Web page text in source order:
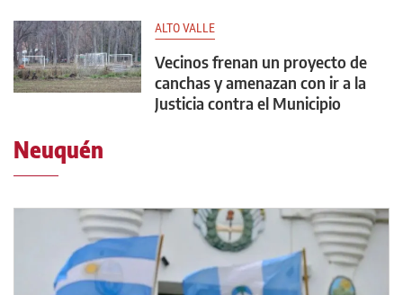
ALTO VALLE
Vecinos frenan un proyecto de
canchas y amenazan con ir a la
Justicia contra el Municipio
Neuquén